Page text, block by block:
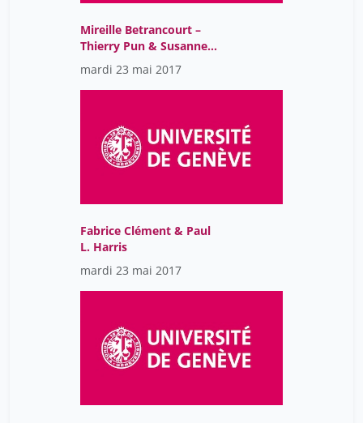
Mireille Betrancourt –
Thierry Pun & Susanne
Lajoie
mardi 23 mai 2017
Fabrice Clément & Paul
L. Harris
mardi 23 mai 2017